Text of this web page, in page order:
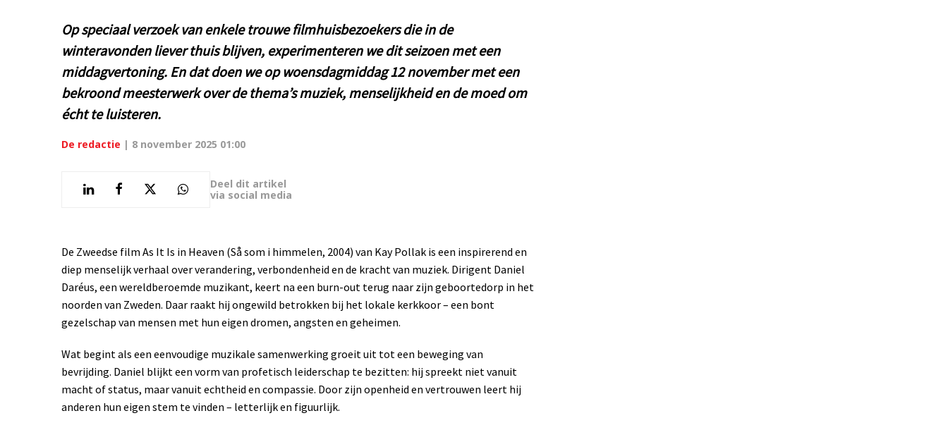
Op speciaal verzoek van enkele trouwe filmhuisbezoekers die in de
winteravonden liever thuis blijven, experimenteren we dit seizoen met een
middagvertoning. En dat doen we op woensdagmiddag 12 november met een
bekroond meesterwerk over de thema’s muziek, menselijkheid en de moed om
écht te luisteren.
De redactie | 8 november 2025 01:00
Deel dit artikel
via social media
De Zweedse film As It Is in Heaven (Så som i himmelen, 2004) van Kay Pollak is een inspirerend en
diep menselijk verhaal over verandering, verbondenheid en de kracht van muziek. Dirigent Daniel
Daréus, een wereldberoemde muzikant, keert na een burn-out terug naar zijn geboortedorp in het
noorden van Zweden. Daar raakt hij ongewild betrokken bij het lokale kerkkoor – een bont
gezelschap van mensen met hun eigen dromen, angsten en geheimen.
Wat begint als een eenvoudige muzikale samenwerking groeit uit tot een beweging van
bevrijding. Daniel blijkt een vorm van profetisch leiderschap te bezitten: hij spreekt niet vanuit
macht of status, maar vanuit echtheid en compassie. Door zijn openheid en vertrouwen leert hij
anderen hun eigen stem te vinden – letterlijk en figuurlijk.